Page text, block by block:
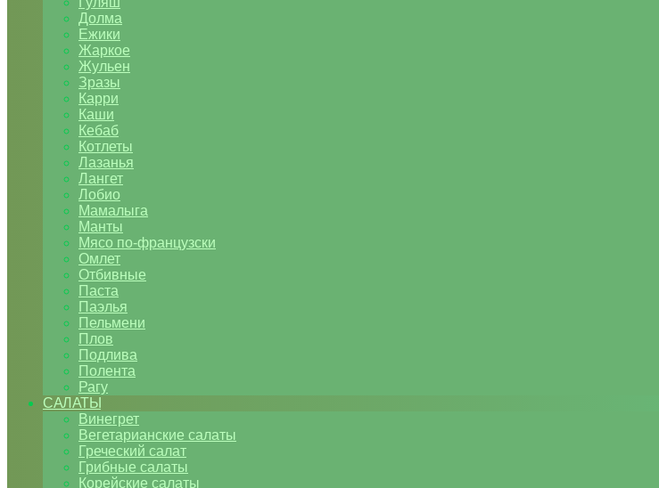
Долма
Ежики
Жаркое
Жульен
Зразы
Карри
Каши
Кебаб
Котлеты
Лазанья
Лангет
Лобио
Мамалыга
Манты
Мясо по-французски
Омлет
Отбивные
Паста
Паэлья
Пельмени
Плов
Подлива
Полента
Рагу
САЛАТЫ
Винегрет
Вегетарианские салаты
Греческий салат
Грибные салаты
Корейские салаты